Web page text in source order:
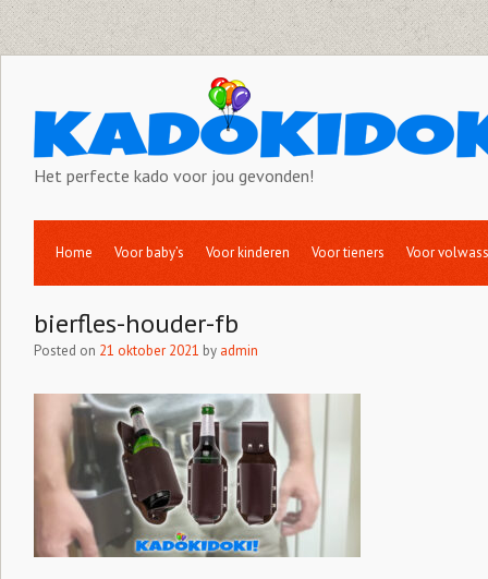
Het perfecte kado voor jou gevonden!
Home Voor baby’s Voor kinderen Voor tieners Voor
bierfles-houder-fb
Posted on 21 oktober 2021 by admin